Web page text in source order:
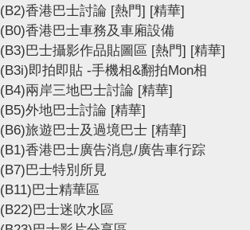
(B2)香港巴士討論 [熱門] [精華]
(B0)香港巴士車務及車廂設備
(B3)巴士攝影作品貼圖區 [熱門] [精華]
(B3i)即拍即貼 -手機相&翻拍Mon相
(B4)兩岸三地巴士討論 [精華]
(B5)外地巴士討論 [精華]
(B6)旅遊巴士及過境巴士 [精華]
(B1)香港巴士廣告消息/廣告車行踪
(B7)巴士特別所見
(B11)巴士精華區
(B22)巴士迷吹水區